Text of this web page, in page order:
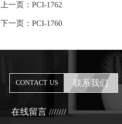
上一页：PCI-1762
下一页：PCI-1760
CONTACT US 联系我们
在线留言 ///////